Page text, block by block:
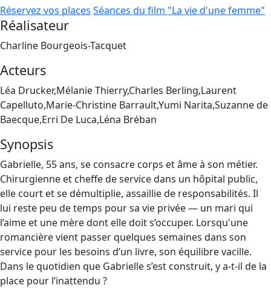
Réservez vos places Séances du film "La vie d'une femme"
Réalisateur
Charline Bourgeois-Tacquet
Acteurs
Léa Drucker,Mélanie Thierry,Charles Berling,Laurent
Capelluto,Marie-Christine Barrault,Yumi Narita,Suzanne de
Baecque,Erri De Luca,Léna Bréban
Synopsis
Gabrielle, 55 ans, se consacre corps et âme à son métier.
Chirurgienne et cheffe de service dans un hôpital public,
elle court et se démultiplie, assaillie de responsabilités. Il
lui reste peu de temps pour sa vie privée — un mari qui
l’aime et une mère dont elle doit s’occuper. Lorsqu'une
romancière vient passer quelques semaines dans son
service pour les besoins d’un livre, son équilibre vacille.
Dans le quotidien que Gabrielle s’est construit, y a-t-il de la
place pour l’inattendu ?